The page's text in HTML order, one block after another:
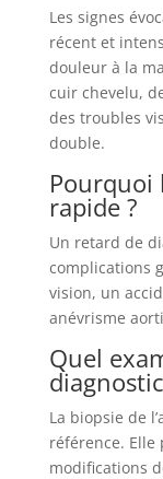
Les signes
récent et
douleur à la
cuir chevelu,
des troubles
double.
Pourquoi
rapide ?
Un retard de
complications
vision, un
anévrisme
Quel
La biopsie de
référence. Elle
modifications